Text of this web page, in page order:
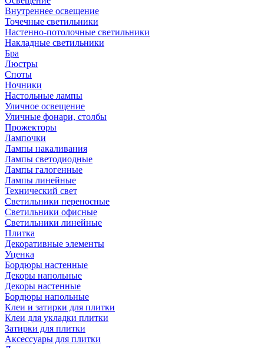
Внутреннее освещение
Точечные светильники
Настенно-потолочные светильники
Накладные светильники
Бра
Люстры
Споты
Ночники
Настольные лампы
Уличное освещение
Уличные фонари, столбы
Прожекторы
Лампочки
Лампы накаливания
Лампы светодиодные
Лампы галогенные
Лампы линейные
Технический свет
Светильники переносные
Светильники офисные
Светильники линейные
Плитка
Декоративные элементы
Уценка
Бордюры настенные
Декоры напольные
Декоры настенные
Бордюры напольные
Клеи и затирки для плитки
Клеи для укладки плитки
Затирки для плитки
Аксессуары для плитки